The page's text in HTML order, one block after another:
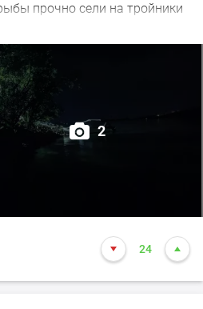
прочно сели на тройники
с пустыми желудками. Ждем
2
24